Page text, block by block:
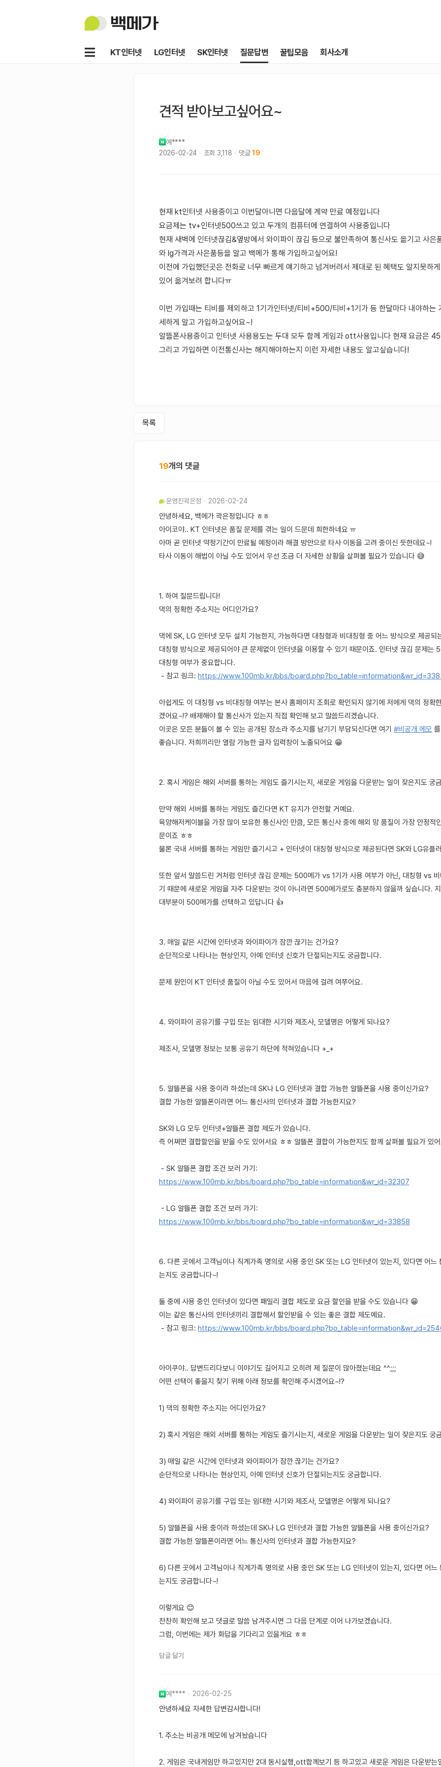
백
KT인터넷
LG인터넷 SK인터넷 질문답변 꿀팁모음 회사소개
메
견적 받아보고싶어요~
예****
2026-02-24
조회 3,118 댓글 19
현재 kt인터넷 사용중이고 이번달아니면 다음달에 계약 만료 예정입니다
요금제는 tv+인터넷500쓰고 있고 두개의 컴퓨터에 연결하여 사용중입니다
현재 새벽에 인터넷끊김&옆방에서 와이파이 끊김 등으로 불만족하여 통신사도 옮기고 사은
와 lg가격과 사은품등을 알고 백메가 통해 가입하고싶어요!
이전에 가입했던곳은 전화로 너무 빠르게 얘기하고 넘겨버려서 제대로 된 혜택도 알지못하게
있어 옮겨보려 합니다ㅠ
이번 가입때는 티비를 제외하고 1기가인터넷/티비+500/티비+1기가 등 한달마다 내야하는
세하게 알고 가입하고싶어요~!
알뜰폰사용중이고 인터넷 사용용도는 두대 모두 함께 게임과 ott사용입니다 현재 요금은
그리고 가입하면 이전통신사는 해지해야하는지 이런 자세한 내용도 알고싶습니다!
목록
19개의 댓글
운영진곽은정 2026-02-24
안녕하세요, 백메가 곽은정입니다 ㅎㅎ
아이코야.. KT 인터넷은 품질 문제를 겪는 일이 드문데 희한하네요 ㅠ
아마 곧 인터넷 약정기간이 만료될 예정이라 해결 방안으로 타사 이동을 고려 중이신 듯한데요~!
타사 이동이 해법이 아닐 수도 있어서 우선 조금 더 자세한 상황을 살펴볼 필요가 있습니다 😅
1. 하여 질문드립니다!
댁의 정확한 주소지는 어디인가요?
댁에 SK, LG 인터넷 모두 설치 가능한지, 가능하다면 대칭형과 비대칭형 중 어느 방식으로 제공되
대칭형 방식으로 제공되어야 큰 문제없이 인터넷을 이용할 수 있기 때문이죠. 인터넷 끊김 문제는
대칭형 여부가 중요합니다.
- 참고 링크: https://www.100mb.kr/bbs/
아쉽게도 이 대칭형 vs 비대칭형 여부는 본사 홈페이지 조회로 확인되지 않기에 저에게 댁의 정확
겠어요~!? 배제해야 할 통신사가 있는지 직접 확인해 보고 말씀드리겠습니다.
이곳은 모든 분들이 볼 수 있는 공개된 장소라 주소지를 남기기 부담되신다면 여기 #비공개 메모
좋습니다. 저희끼리만 열람 가능한 글자 입력창이 노출되어요 😁
2. 혹시 게임은 해외 서버를 통하는 게임도 즐기시는지, 새로운 게임을 다운받는 일이 잦은지도 궁
만약 해외 서버를 통하는 게임도 즐긴다면 KT 유지가 안전할 거예요.
육양해저케이블을 가장 많이 보유한 통신사인 만큼, 모든 통신사 중에 해외 망 품질이 가장 안정적
문이죠 ㅎㅎ
물론 국내 서버를 통하는 게임만 즐기시고 + 인터넷이 대칭형 방식으로 제공된다면 SK와 LG유플
또한 앞서 말씀드린 거처럼 인터넷 끊김 문제는 500메가 vs 1기가 사용 여부가 아닌, 대칭형 vs
기 때문에 새로운 게임을 자주 다운받는 것이 아니라면 500메가로도 충분하지 않을까 싶습니다.
대부분이 500메가를 선택하고 있답니다 👍
3. 매일 같은 시간에 인터넷과 와이파이가 잠깐 끊기는 건가요?
순단적으로 나타나는 현상인지, 아예 인터넷 신호가 단절되는지도 궁금합니다.
문제 원인이 KT 인터넷 품질이 아닐 수도 있어서 마음에 걸려 여쭈어요.
4. 와이파이 공유기를 구입 또는 임대한 시기와 제조사, 모델명은 어떻게 되나요?
제조사, 모델명 정보는 보통 공유기 하단에 적혀있습니다 +_+
5. 알뜰폰을 사용 중이라 하셨는데 SK나 LG 인터넷과 결합 가능한 알뜰폰을 사용 중이신가요?
결합 가능한 알뜰폰이라면 어느 통신사의 인터넷과 결합 가능한지요?
SK와 LG 모두 인터넷+알뜰폰 결합 제도가 있습니다.
즉 어쩌면 결합할인을 받을 수도 있어서요 ㅎㅎ 알뜰폰 결합이 가능한지도 함께 살펴볼 필요가 있
- SK 알뜰폰 결합 조건 보러 가기:
https://www.100mb.kr/bbs/board.php?bo_table=information&wr_id=32307
- LG 알뜰폰 결합 조건 보러 가기:
https://www.100mb.kr/bbs/board.php?bo_table=information&wr_id=33858
6. 다른 곳에서 고객님이나 직계가족 명의로 사용 중인 SK 또는 LG 인터넷이 있는지, 있다면 어느
는지도 궁금합니다~!
둘 중에 사용 중인 인터넷이 있다면 패밀리 결합 제도로 요금 할인을 받을 수도 있습니다 😁
이는 같은 통신사의 인터넷끼리 결합해서 할인받을 수 있는 좋은 결합 제도예요.
- 참고 링크: https://www.100mb.kr/bbs/
아이쿠야.. 답변드리다보니 이야기도 길어지고 오히려 제 질문이 많아졌는데요 ^^;;;
어떤 선택이 좋을지 찾기 위해 아래 정보를 확인해 주시겠어요~!?
1) 댁의 정확한 주소지는 어디인가요?
2) 혹시 게임은 해외 서버를 통하는 게임도 즐기시는지, 새로운 게임을 다운받는 일이 잦은지도 궁
3) 매일 같은 시간에 인터넷과 와이파이가 잠깐 끊기는 건가요?
순단적으로 나타나는 현상인지, 아예 인터넷 신호가 단절되는지도 궁금합니다.
4) 와이파이 공유기를 구입 또는 임대한 시기와 제조사, 모델명은 어떻게 되나요?
5) 알뜰폰을 사용 중이라 하셨는데 SK나 LG 인터넷과 결합 가능한 알뜰폰을 사용 중이신가요?
결합 가능한 알뜰폰이라면 어느 통신사의 인터넷과 결합 가능한지요?
6) 다른 곳에서 고객님이나 직계가족 명의로 사용 중인 SK 또는 LG 인터넷이 있는지, 있다면 어느
는지도 궁금합니다~!
이렇게요 😊
찬찬히 확인해 보고 댓글로 말씀 남겨주시면 그 다음 단계로 이어 나가보겠습니다.
그럼, 이번에는 제가 화답을 기다리고 있을게요 ㅎㅎ
답글 달기
예**** 2026-02-25
안녕하세요 자세한 답변감사합니다!
1. 주소는 비공개 메모에 남겨놨습니다
2. 게임은 국내게임만 하고있지만 2대 동시실행,ott함께보기 등 하고있고 새로운 게임은 다운받는